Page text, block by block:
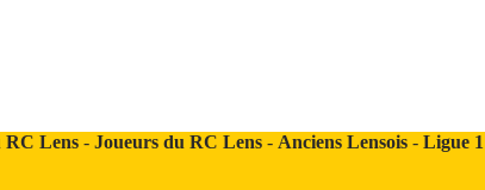
RC Lens- Joueurs du RC Lens- Anciens Lensois- Ligue 1